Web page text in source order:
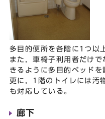
多目的便所を各階に1つ以
また，車椅子利用者だけ
きるように多目的ベッドを
更に，1階のトイレには汚
も対応している。
廊下